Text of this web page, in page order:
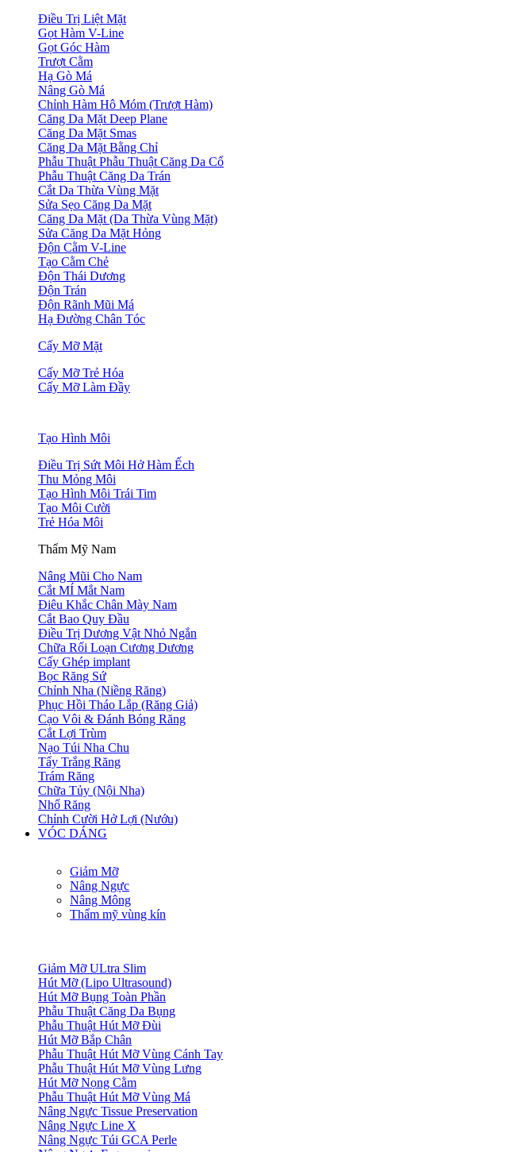
Điều Trị Liệt Mặt
Gọt Hàm V-Line
Gọt Góc Hàm
Trượt Cằm
Hạ Gò Má
Nâng Gò Má
Chỉnh Hàm Hô Móm (Trượt Hàm)
Căng Da Mặt Deep Plane
Căng Da Mặt Smas
Căng Da Mặt Bằng Chỉ
Phẫu Thuật Phẫu Thuật Căng Da Cổ
Phẫu Thuật Căng Da Trán
Cắt Da Thừa Vùng Mặt
Sửa Sẹo Căng Da Mặt
Căng Da Mặt (Da Thừa Vùng Mặt)
Sửa Căng Da Mặt Hỏng
Độn Cằm V-Line
Tạo Cằm Chẻ
Độn Thái Dương
Độn Trán
Độn Rãnh Mũi Má
Hạ Đường Chân Tóc
Cấy Mỡ Mặt
Cấy Mỡ Trẻ Hóa
Cấy Mỡ Làm Đầy
Tạo Hình Môi
Điều Trị Sứt Môi Hở Hàm Ếch
Thu Mỏng Môi
Tạo Hình Môi Trái Tim
Tạo Môi Cười
Trẻ Hóa Môi
Thẩm Mỹ Nam
Nâng Mũi Cho Nam
Cắt MÍ Mắt Nam
Điêu Khắc Chân Mày Nam
Cắt Bao Quy Đầu
Điều Trị Dương Vật Nhỏ Ngắn
Chữa Rối Loạn Cương Dương
Cấy Ghép implant
Bọc Răng Sứ
Chỉnh Nha (Niềng Răng)
Phục Hồi Tháo Lắp (Răng Giả)
Cạo Vôi & Đánh Bóng Răng
Cắt Lợi Trùm
Nạo Túi Nha Chu
Tẩy Trắng Răng
Trám Răng
Chữa Tủy (Nội Nha)
Nhổ Răng
Chỉnh Cười Hở Lợi (Nướu)
VÓC DÁNG
Giảm Mỡ
Nâng Ngực
Nâng Mông
Thẩm mỹ vùng kín
Giảm Mỡ ULtra Slim
Hút Mỡ (Lipo Ultrasound)
Hút Mỡ Bụng Toàn Phần
Phẫu Thuật Căng Da Bụng
Phẫu Thuật Hút Mỡ Đùi
Hút Mỡ Bắp Chân
Phẫu Thuật Hút Mỡ Vùng Cánh Tay
Phẫu Thuật Hút Mỡ Vùng Lưng
Hút Mỡ Nọng Cằm
Phẫu Thuật Hút Mỡ Vùng Má
Nâng Ngực Tissue Preservation
Nâng Ngực Line X
Nâng Ngực Túi GCA Perle